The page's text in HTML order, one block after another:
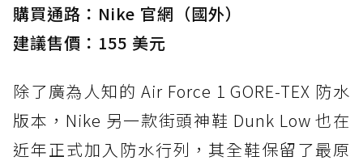
購買通路：Nike 官網（國外）
建議售價：155 美元
除了廣為人知的 Air Force 1 GORE-TEX 防水
版本，Nike 另一款街頭神鞋 Dunk Low 也在
近年正式加入防水行列，其全鞋保留了最原